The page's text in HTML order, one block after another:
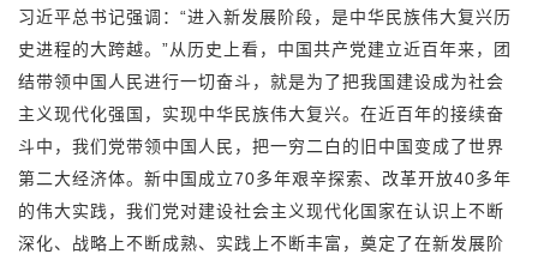
习近平总书记强调：“进入新发展阶段，是中华民族伟大复兴历
史进程的大跨越。”从历史上看，中国共产党建立近百年来，团
结带领中国人民进行一切奋斗，就是为了把我国建设成为社会
主义现代化强国，实现中华民族伟大复兴。在近百年的接续奋
斗中，我们党带领中国人民，把一穷二白的旧中国变成了世界
第二大经济体。新中国成立70多年艰辛探索、改革开放40多年
的伟大实践，我们党对建设社会主义现代化国家在认识上不断
深化、战略上不断成熟、实践上不断丰富，奠定了在新发展阶